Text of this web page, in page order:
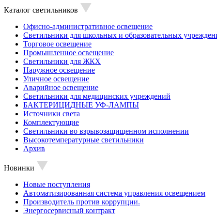
Каталог светильников
Офисно-административное освещение
Светильники для школьных и образовательных
Торговое освещение
Промышленное освещение
Светильники для ЖКХ
Наружное освещение
Уличное освещение
Аварийное освещение
Светильники для медицинских учреждений
БАКТЕРИЦИДНЫЕ УФ-ЛАМПЫ
Источники света
Комплектующие
Светильники во взрывозащищенном исполнении
Высокотемпературные светильники
Архив
Новинки
Новые поступления
Автоматизированная система управления освещением
Производитель против коррупции.
Энергосервисный контракт